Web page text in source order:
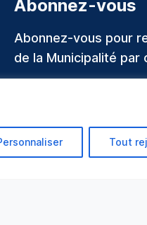
Tout
Abonnez-vous
Abonnez-vous pour
de la Municipalité par